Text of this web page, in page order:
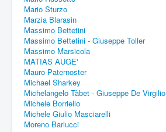
Mario Sturzo
Marzia Blarasin
Massimo Bettetini
Massimo Bettetini - Giuseppe Toller
Massimo Marsicola
MATIAS AUGE'
Mauro Paternoster
Michael Sharkey
Michelangelo Tàbet - Giuseppe De Virgilio
Michele Borriello
Michele Giulio Masciarelli
Moreno Barlucci